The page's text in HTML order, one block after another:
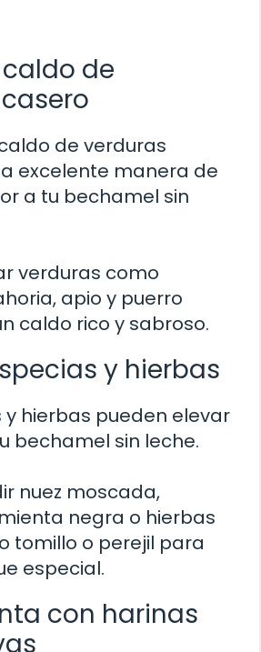
de
de verduras
excelente manera de
a tu bechamel sin
verduras como
apio y puerro
caldo rico y sabroso.
y hierbas
y hierbas pueden elevar
bechamel sin leche.
nuez moscada,
negra o hierbas
tomillo o perejil para
especial.
con harinas